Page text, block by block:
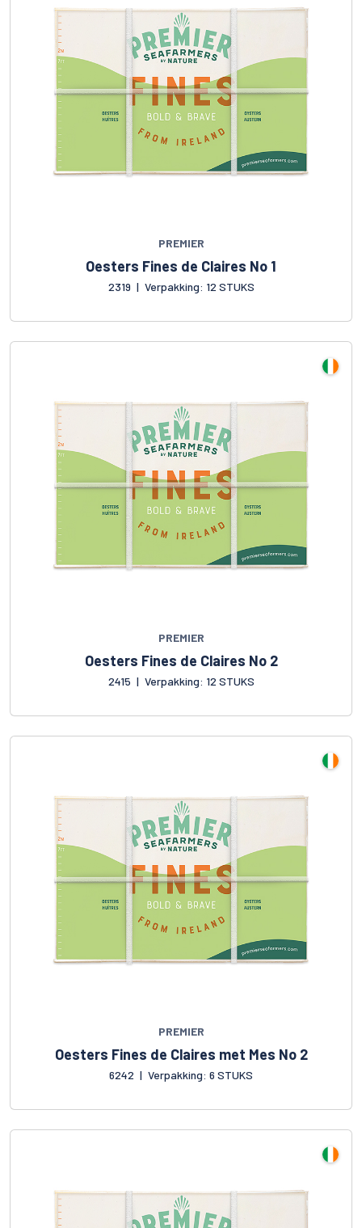
PREMIER
Oesters Fines de Claires No 1
2319 | Verpakking: 12 STUKS
PREMIER
Oesters Fines de Claires No 2
2415 | Verpakking: 12 STUKS
PREMIER
Oesters Fines de Claires met Mes No 2
6242 | Verpakking: 6 STUKS